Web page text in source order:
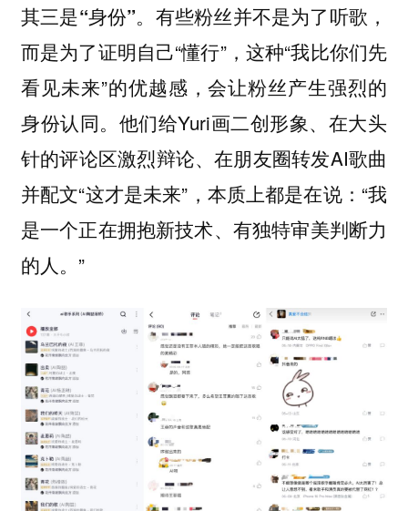
其三是“身份”。 有些粉丝并不是为了听歌，
而是为了证明自己“懂行”，这种“我比你们先
看见未来”的优越感，会让粉丝产生强烈的
身份认同。他们给Yuri画二创形象、在大头
针的评论区激烈辩论、在朋友圈转发AI歌曲
并配文“这才是未来”，本质上都是在说：“我
是一个正在拥抱新技术、有独特审美判断力
的人。”